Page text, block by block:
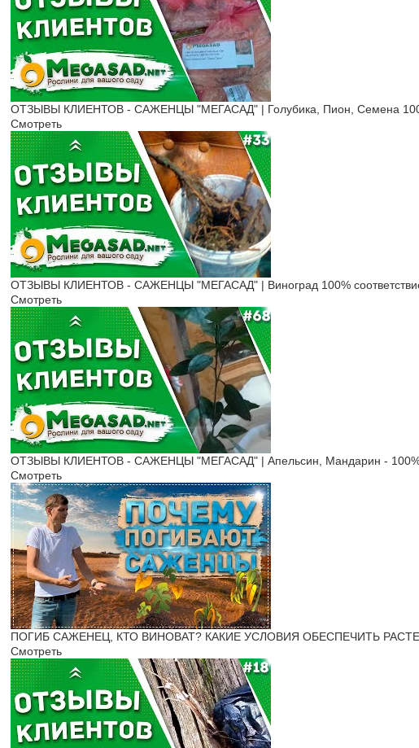
ОТЗЫВЫ КЛИЕНТОВ - САЖЕНЦЫ "МЕГАСАД" | Голубика, Пион, Семена
Смотреть
ОТЗЫВЫ КЛИЕНТОВ - САЖЕНЦЫ "МЕГАСАД" | Виноград 100%
Смотреть
ОТЗЫВЫ КЛИЕНТОВ - САЖЕНЦЫ "МЕГАСАД" | Апельсин, Мандарин - 100%
Смотреть
ПОГИБ САЖЕНЕЦ, КТО ВИНОВАТ? КАКИЕ УСЛОВИЯ ОБЕСПЕЧИТЬ
Смотреть